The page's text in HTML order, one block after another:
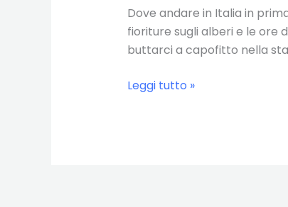
Dove andare in Italia in
fioriture sugli alberi e le ore
buttarci a capofitto nella
5
Leggi tutto »